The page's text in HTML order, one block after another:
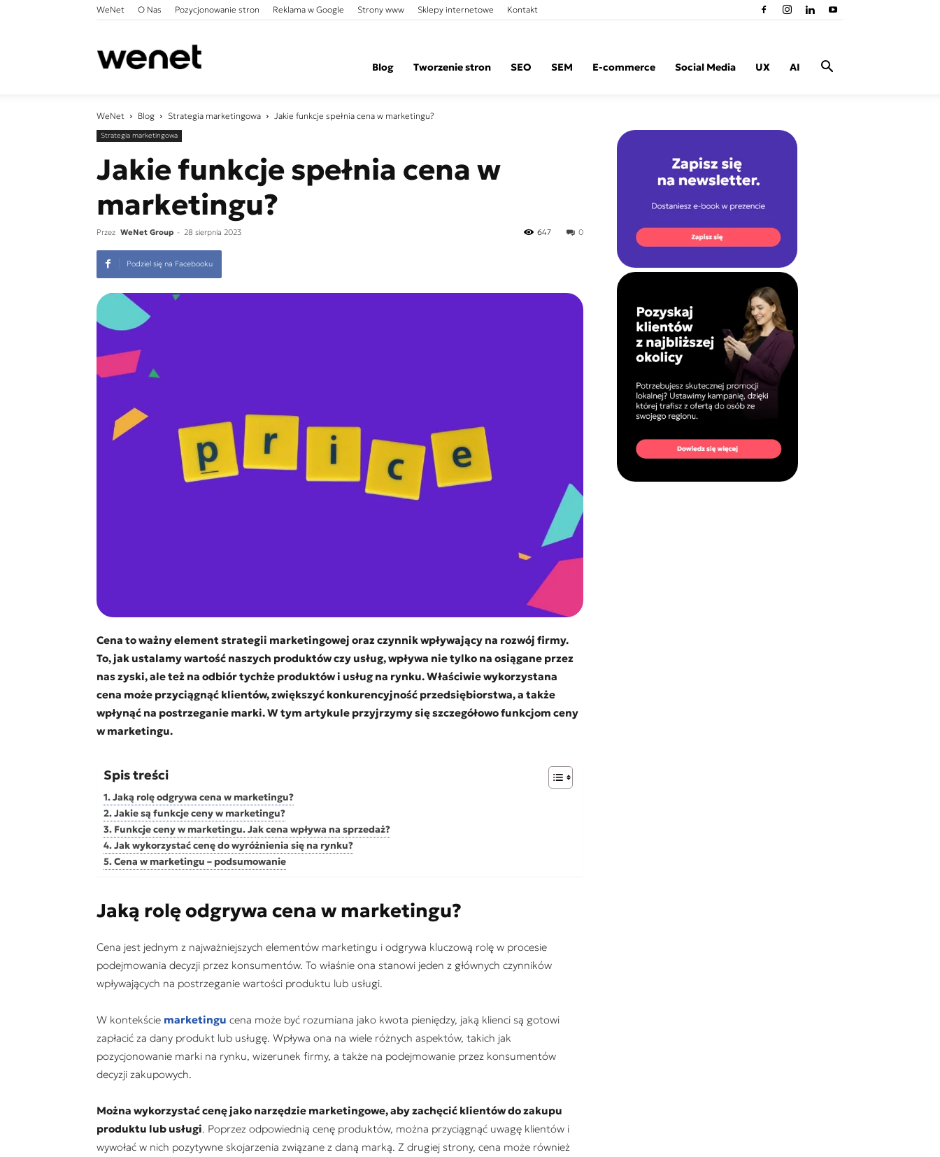
WeNet O Nas Pozycjonowanie stron Reklama w Google Strony www Sklepy internetowe Kontakt
Blog
Tworzenie stron SEO SEM E-commerce Social Media UX AI
WeNet Blog Strategia marketingowa Jakie funkcje spełnia cena w marketingu?
Strategia marketingowa
Jakie funkcje spełnia cena w
marketingu?
Przez WeNet Group - 28 sierpnia 2023 0
647
Podziel się na Facebooku
Cena to ważny element strategii marketingowej oraz czynnik wpływający na rozwój firmy.
To, jak ustalamy wartość naszych produktów czy usług, wpływa nie tylko na osiągane przez
nas zyski, ale też na odbiór tychże produktów i usług na rynku. Właściwie wykorzystana
cena może przyciągnąć klientów, zwiększyć konkurencyjność przedsiębiorstwa, a także
wpłynąć na postrzeganie marki. W tym artykule przyjrzymy się szczegółowo funkcjom ceny
w marketingu.
Spis treści
Jaką rolę odgrywa cena w marketingu?
Jakie są funkcje ceny w marketingu?
Funkcje ceny w marketingu. Jak cena wpływa na sprzedaż?
Jak wykorzystać cenę do wyróżnienia się na rynku?
Cena w marketingu – podsumowanie
Jaką rolę odgrywa cena w marketingu?
Cena jest jednym z najważniejszych elementów marketingu i odgrywa kluczową rolę w procesie
podejmowania decyzji przez konsumentów. To właśnie ona stanowi jeden z głównych czynników
wpływających na postrzeganie wartości produktu lub usługi.
W kontekście marketingu cena może być rozumiana jako kwota pieniędzy, jaką klienci są gotowi
zapłacić za dany produkt lub usługę. Wpływa ona na wiele różnych aspektów, takich jak
pozycjonowanie marki na rynku, wizerunek firmy, a także na podejmowanie przez konsumentów
decyzji zakupowych.
Można wykorzystać cenę jako narzędzie marketingowe, aby zachęcić klientów do zakupu
produktu lub usługi. Poprzez odpowiednią cenę produktów, można przyciągnąć uwagę klientów i
wywołać w nich pozytywne skojarzenia związane z daną marką. Z drugiej strony, cena może również